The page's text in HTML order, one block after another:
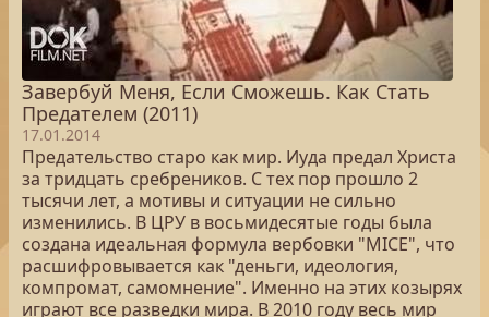
Завербуй Меня, Если Сможешь. Как Стать
Предателем (2011)
17.01.2014
Предательство старо как мир. Иуда предал Христа
за тридцать сребреников. С тех пор прошло 2
тысячи лет, а мотивы и ситуации не сильно
изменились. В ЦРУ в восьмидесятые годы была
создана идеальная формула вербовки "МICE", что
расшифровывается как "деньги, идеология,
компромат, самомнение". Именно на этих козырях
играют все разведки мира. В 2010 году весь мир